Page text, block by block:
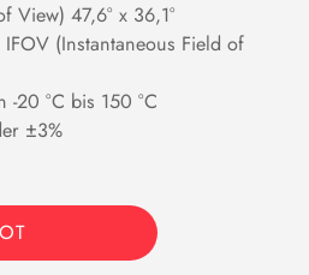
View) 47,6° x 36,1°
(Instantaneous Field of
-20 °C bis 150 °C
±3%